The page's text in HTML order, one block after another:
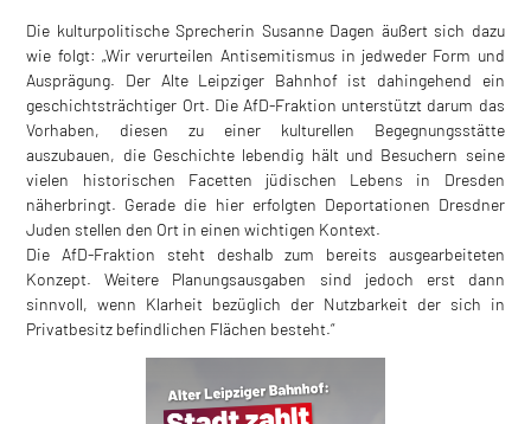
Die kulturpolitische Sprecherin Susanne Dagen äußert sich dazu
wie folgt: „Wir verurteilen Antisemitismus in jedweder Form und
Ausprägung. Der Alte Leipziger Bahnhof ist dahingehend ein
geschichtsträchtiger Ort. Die AfD-Fraktion unterstützt darum das
Vorhaben, diesen zu einer kulturellen Begegnungsstätte
auszubauen, die Geschichte lebendig hält und Besuchern seine
vielen historischen Facetten jüdischen Lebens in Dresden
näherbringt. Gerade die hier erfolgten Deportationen Dresdner
Juden stellen den Ort in einen wichtigen Kontext.
Die AfD-Fraktion steht deshalb zum bereits ausgearbeiteten
Konzept. Weitere Planungsausgaben sind jedoch erst dann
sinnvoll, wenn Klarheit bezüglich der Nutzbarkeit der sich in
Privatbesitz befindlichen Flächen besteht.“